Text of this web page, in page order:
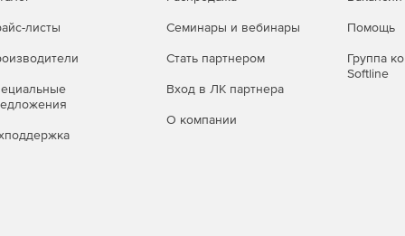
листы Семинары и вебинары
Стать партнером
Вход в ЛК партнера
О компании
Помощь
Группа
Softline